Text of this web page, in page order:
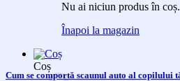
Nu ai niciun produs în coș.
Înapoi la magazin
Coș
Cum se comportă scaunul auto al copilului